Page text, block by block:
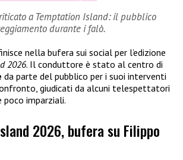
a Temptation Island: il pubblico
durante i falò.
nella bufera sui social per l’edizione
2026. Il conduttore è stato al centro di
da parte del pubblico per i suoi interventi
giudicati da alcuni telespettatori
imparziali.
2026, bufera su Filippo